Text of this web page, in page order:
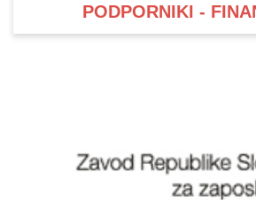
PODPORNIKI -